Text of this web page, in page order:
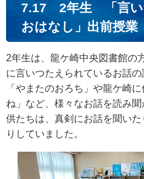
7.17 2年生 「言い
おはなし」出前授業
2年生は、龍ケ崎中央図書館の
に言いつたえられているお話の
「やまたのおろち」や龍ケ崎
ね」など、様々なお話を読み
供たちは、真剣にお話を聞い
りしていました。